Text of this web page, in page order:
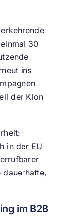
30
ins
der Klon
in der EU
dauerhafte,
im B2B